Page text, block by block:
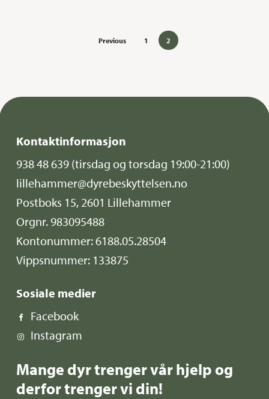
Previous 1 2
Kontaktinformasjon
938 48 639 (tirsdag og torsdag 19:00-21:00)
lillehammer@dyrebeskyttelsen.no
Postboks 15, 2601 Lillehammer
Orgnr. 983095488
Kontonummer: 6188.05.28504
Vippsnummer: 133875
Sosiale medier
Facebook
Instagram
Mange dyr trenger vår hjelp og
derfor trenger vi din!